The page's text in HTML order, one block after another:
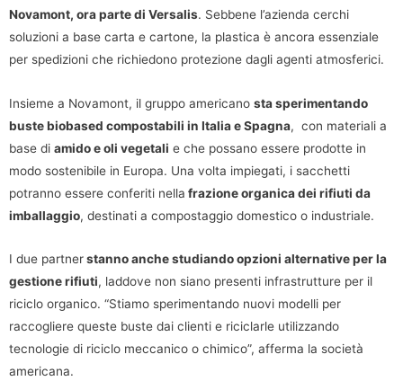
Novamont, ora parte di Versalis. Sebbene l’azienda cerchi
soluzioni a base carta e cartone, la plastica è ancora essenziale
per spedizioni che richiedono protezione dagli agenti atmosferici.
Insieme a Novamont, il gruppo americano sta sperimentando
buste biobased compostabili in Italia e Spagna, con materiali a
base di amido e oli vegetali e che possano essere prodotte in
modo sostenibile in Europa. Una volta impiegati, i sacchetti
potranno essere conferiti nella frazione organica dei rifiuti da
imballaggio, destinati a compostaggio domestico o industriale.
I due partnerstanno anche studiando opzioni alternative per la
gestione rifiuti, laddove non siano presenti infrastrutture per il
riciclo organico. “Stiamo sperimentando nuovi modelli per
raccogliere queste buste dai clienti e riciclarle utilizzando
tecnologie di riciclo meccanico o chimico”, afferma la società
americana.